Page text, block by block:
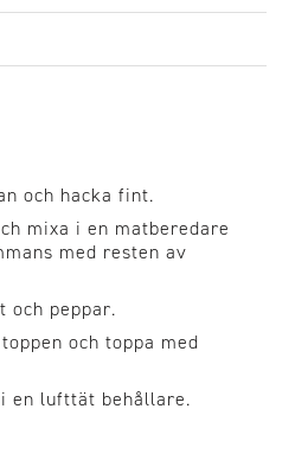
och hacka fint.
mixa i en matberedare
med resten av
och peppar.
och toppa med
en lufttät behållare.